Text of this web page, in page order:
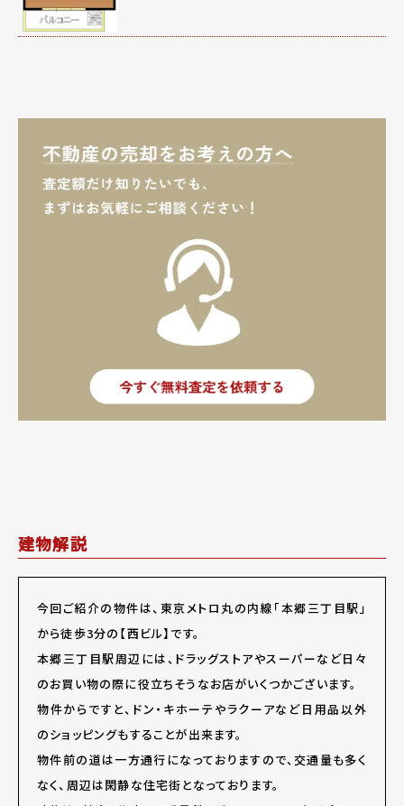
建物解説
今回ご紹介の物件は、東京メトロ丸の内線「本郷三丁目駅」
から徒歩3分の【西ビル】です。
本郷三丁目駅周辺には、ドラッグストアやスーパーなど日々
のお買い物の際に役立ちそうなお店がいくつかございます。
物件からですと、ドン・キホーテやラクーアなど日用品以外
のショッピングもすることが出来ます。
物件前の道は一方通行になっておりますので、交通量も多く
なく、周辺は閑静な住宅街となっております。